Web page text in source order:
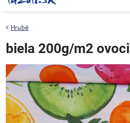
Hrubé
biela 200g/m2